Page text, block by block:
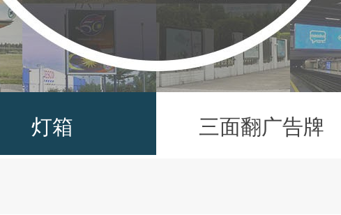
灯箱 三面翻广告牌